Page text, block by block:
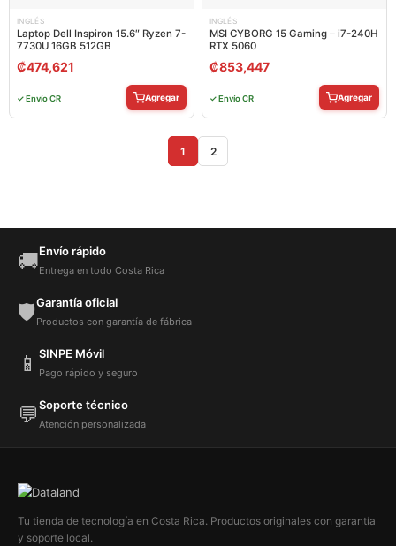
INGLÉS
Laptop Dell Inspiron 15.6″ Ryzen 7-
7730U 16GB 512GB
₡474,621
✓ Envío CR Agregar
INGLÉS
MSI CYBORG 15 Gaming – i7-240H
RTX 5060
₡853,447
✓ Envío CR Agregar
1 2
🚚Envío rápido
Entrega en todo Costa Rica
🛡️Garantía oficial
Productos con garantía de fábrica
📱 SINPE Móvil
Pago rápido y seguro
💬Soporte técnico
Atención personalizada
Tu tienda de tecnología en Costa Rica. Productos originales con garantía
y soporte local.